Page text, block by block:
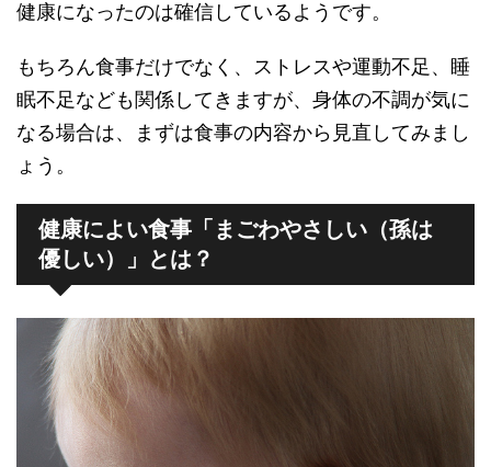
健康になったのは確信しているようです。
もちろん食事だけでなく、ストレスや運動不足、睡
眠不足なども関係してきますが、身体の不調が気に
なる場合は、まずは食事の内容から見直してみまし
ょう。
健康によい食事「まごわやさしい（孫は
優しい）」とは？